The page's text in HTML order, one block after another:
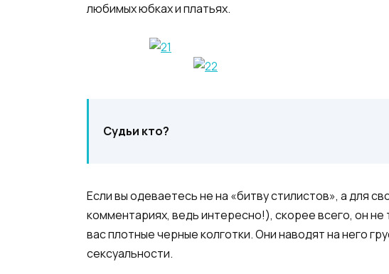
любимых юбках и платьях.
Судьи кто?
Если вы одеваетесь не на «битву стилистов», а для
комментариях, ведь интересно!), скорее всего, он
вас плотные черные колготки. Они наводят на него
сексуальности.